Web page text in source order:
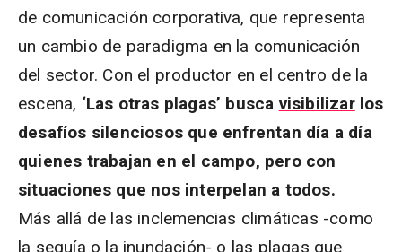
de comunicación corporativa, que representa
un cambio de paradigma en la comunicación
del sector. Con el productor en el centro de la
escena, ‘Las otras plagas’ busca visibilizarlos
desafíos silenciosos que enfrentan día a día
quienes trabajan en el campo, pero con
situaciones que nos interpelan a todos.
Más allá de las inclemencias climáticas -como
la sequía o la inundación- o las plagas que